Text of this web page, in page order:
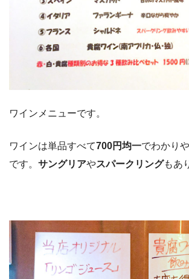
ワインメニューです。
ワインは単品すべて700円均一でわかり
です。 サングリアやスパークリングもあ